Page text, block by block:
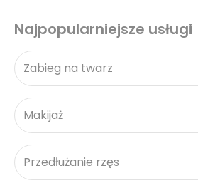
Najpopularniejsze usługi
Zabieg na twarz
Makijaż
Przedłużanie rzęs